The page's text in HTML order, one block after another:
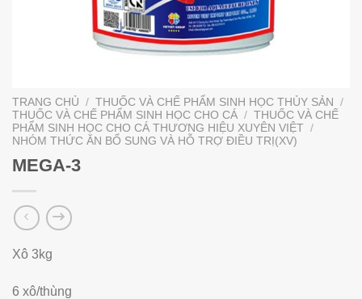
TRANG CHỦ / THUỐC VÀ CHẾ PHẨM SINH HỌC THỦY SẢN
/
THUỐC VÀ CHẾ PHẨM SINH HỌC CHO CÁ / THUỐC VÀ CHẾ
PHẨM SINH HỌC CHO CÁ THƯƠNG HIỆU XUYÊN VIỆT /
NHÓM THỨC ĂN BỔ SUNG VÀ HỖ TRỢ ĐIỀU TRỊ(XV)
MEGA-3
Xô 3kg
6 xô/thùng